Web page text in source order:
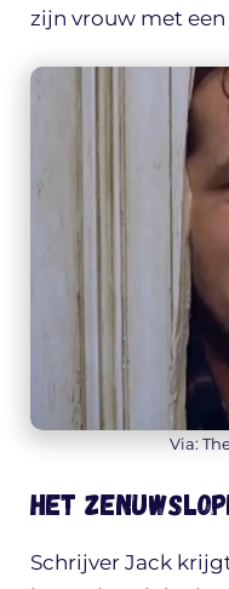
zijn vrouw met
Via:
Het
Schrijver Jack